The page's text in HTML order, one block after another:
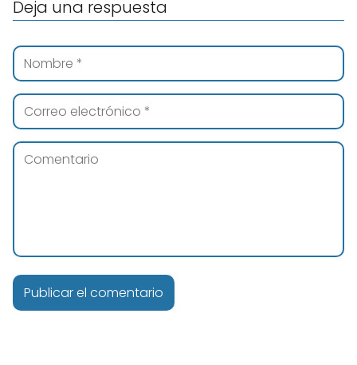
Deja una respuesta